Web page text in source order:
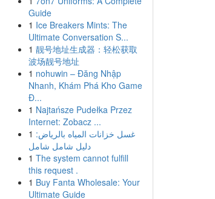
Guide
1 Ice Breakers Mints: The
Ultimate Conversation S...
1 靓号地址生成器：轻松获取
波场靓号地址
1 nohuwin – Đăng Nhập
Nhanh, Khám Phá Kho Game
Đ...
1 Najtańsze Pudełka Przez
Internet: Zobacz ...
1 غسل خزانات المياه بالرياض:
دليل شامل شامل
1 The system cannot fulfill
this request .
1 Buy Fanta Wholesale: Your
Ultimate Guide